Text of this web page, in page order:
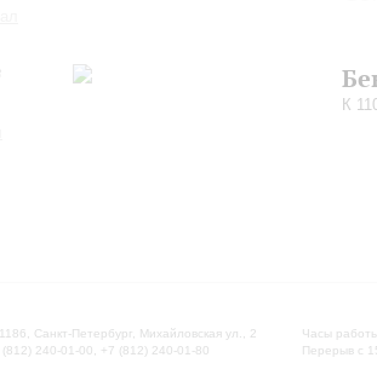
К
Санкт-Петербург, Михайловская ул., 2
(812) 240-01-00, +7 (812) 240-01-80
Часы
Перерыв с